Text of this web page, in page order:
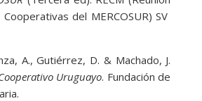
del MERCOSUR) SV
A., Gutiérrez, D. & Machado, J.
Uruguayo. Fundación de